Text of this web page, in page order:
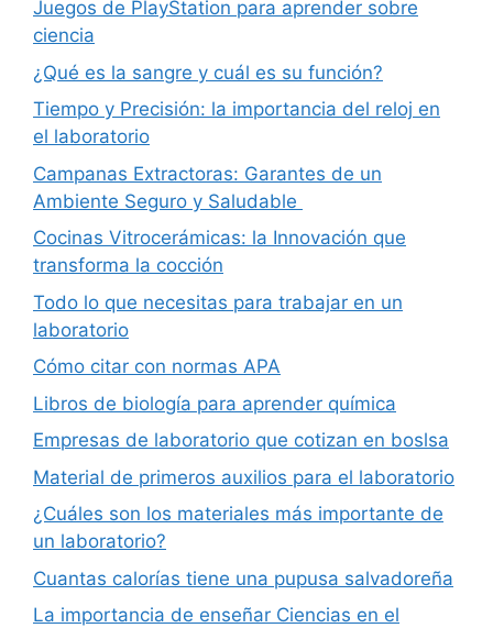
Juegos de PlayStation para aprender sobre
ciencia
¿Qué es la sangre y cuál es su función?
Tiempo y Precisión: la importancia del reloj en
el laboratorio
Campanas Extractoras: Garantes de un
Ambiente Seguro y Saludable
Cocinas Vitrocerámicas: la Innovación que
transforma la cocción
Todo lo que necesitas para trabajar en un
laboratorio
Cómo citar con normas APA
Libros de biología para aprender química
Empresas de laboratorio que cotizan en boslsa
Material de primeros auxilios para el laboratorio
¿Cuáles son los materiales más importante de
un laboratorio?
Cuantas calorías tiene una pupusa salvadoreña
La importancia de enseñar Ciencias en el